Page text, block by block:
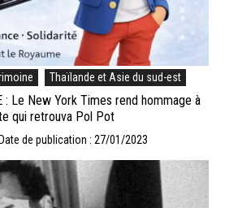
Thaïlande et Asie du sud-est
: Le New York Times rend hommage à
qui retrouva Pol Pot
Date de publication : 27/01/2023